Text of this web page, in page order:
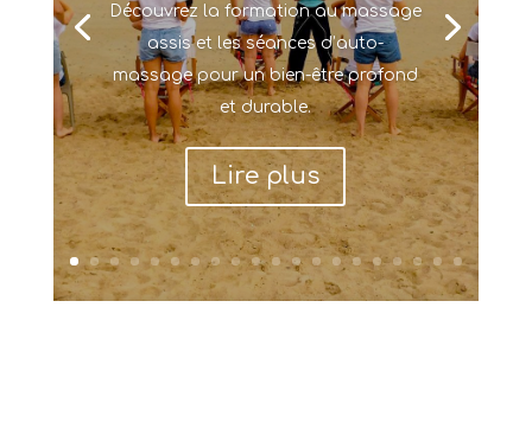
Découvrez la formation au massage
assis et les séances d’auto-
massage pour un bien-être profond
et durable.
Lire plus